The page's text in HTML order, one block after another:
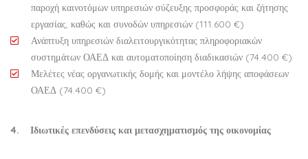
παροχή καινοτόμων υπηρεσιών σύζευξης προσφοράς και ζήτησης
εργασίας, καθώς και συνοδών υπηρεσιών (111.600 €)
Ανάπτυξη υπηρεσιών διαλειτουργικότητας πληροφοριακών
συστημάτων ΟΑΕΔ και αυτοματοποίηση διαδικασιών (74.400 €)
Μελέτες νέας οργανωτικής δομής και μοντέλο λήψης αποφάσεων
ΟΑΕΔ (74.400 €)
4. Ιδιωτικές επενδύσεις και μετασχηματισμός της οικονομίας